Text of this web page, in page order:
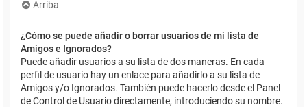
Arriba
¿Cómo se puede añadir o borrar usuarios de mi lista de
Amigos e Ignorados?
Puede añadir usuarios a su lista de dos maneras. En cada
perfil de usuario hay un enlace para añadirlo a su lista de
Amigos y/o Ignorados. También puede hacerlo desde el Panel
de Control de Usuario directamente, introduciendo su nombre.